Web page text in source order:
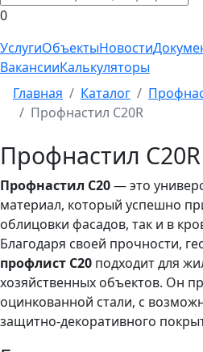
0
УслугиОбъектыНовости
ВакансииКалькуляторы
Главная
Каталог
Профнастил C20R
Профнастил C20R
Профнастил C20— это
материал, который успешно
облицовки фасадов, так и в
Благодаря своей прочности,
профлист C20 подходит для
хозяйственных объектов. Он
оцинкованной стали, с
защитно-декоративного